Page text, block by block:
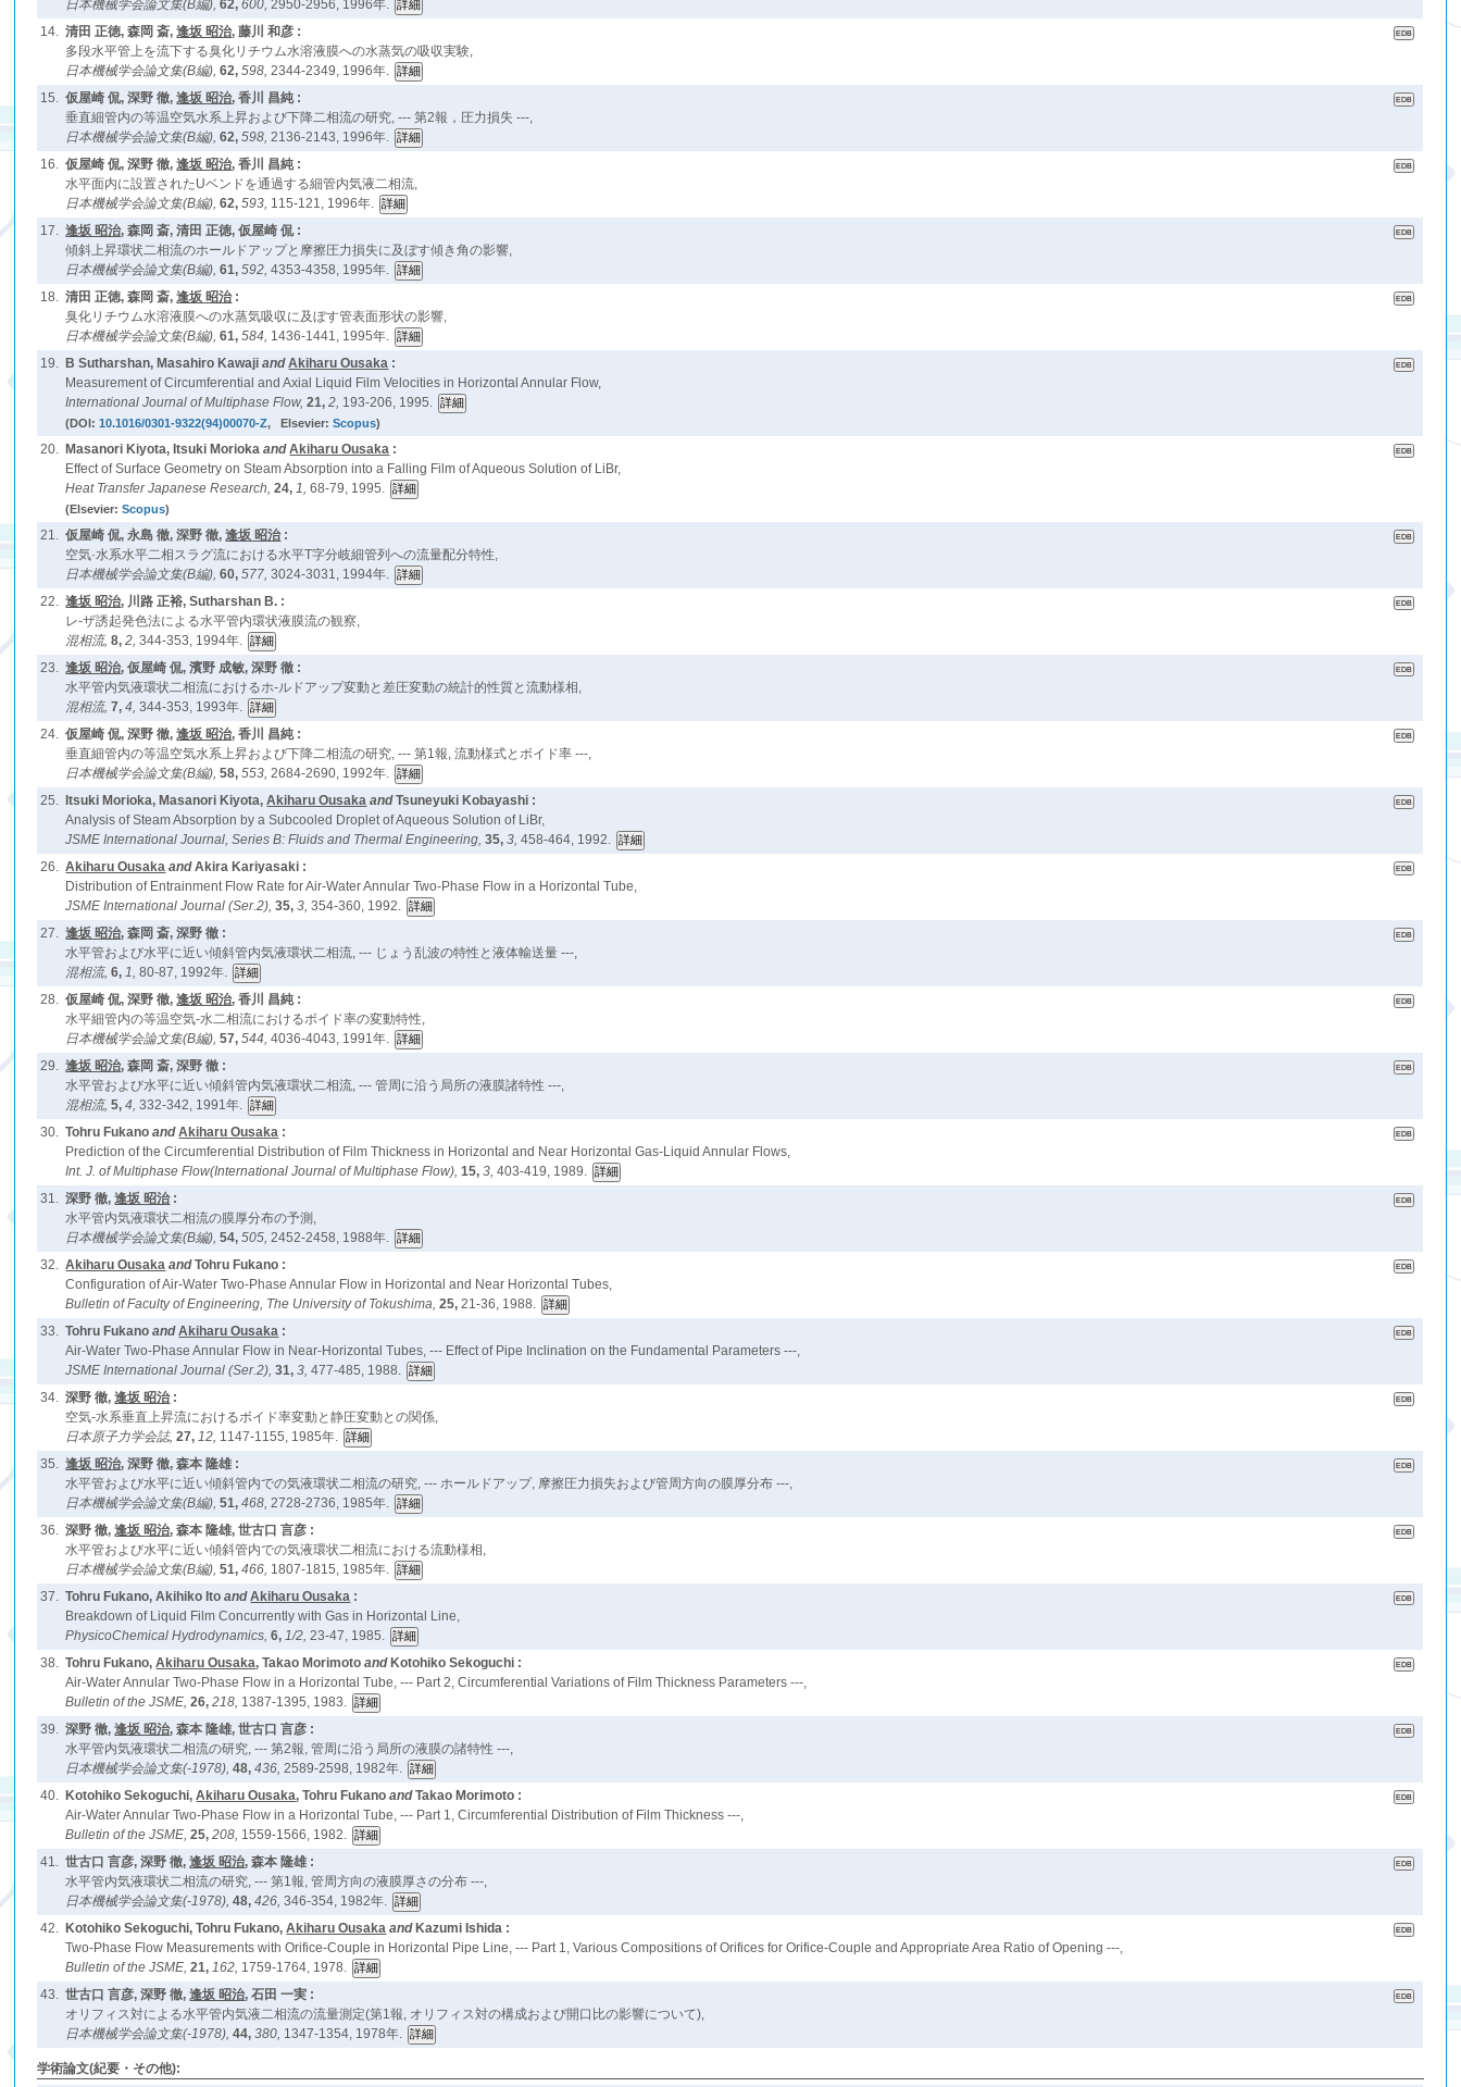
日本機械学会論文集(B編),62,600,2950-2956, 1996年.
14. 清田 正徳, 森岡 斎,逢坂 昭治, 藤川 和彦 :
多段水平管上を流下する臭化リチウム水溶液膜への水蒸気の吸収実験,
日本機械学会論文集(B編),62,598,2344-2349, 1996年.
15. 仮屋崎 侃, 深野 徹,逢坂 昭治, 香川 昌純 :
垂直細管内の等温空気水系上昇および下降二相流の研究, --- 第2報，圧力損失 ---,
日本機械学会論文集(B編),62,598,2136-2143, 1996年.
16. 仮屋崎 侃, 深野 徹,逢坂 昭治, 香川 昌純 :
水平面内に設置されたUベンドを通過する細管内気液二相流,
日本機械学会論文集(B編),62,593, 115-121, 1996年.
17. 逢坂 昭治, 森岡 斎, 清田 正徳, 仮屋崎 侃 :
傾斜上昇環状二相流のホールドアップと摩擦圧力損失に及ぼす傾き角の影響,
日本機械学会論文集(B編),61,592,4353-4358, 1995年.
18. 清田 正徳, 森岡 斎,逢坂 昭治:
臭化リチウム水溶液膜への水蒸気吸収に及ぼす管表面形状の影響,
日本機械学会論文集(B編),61,584, 1436-1441, 1995年.
19. B Sutharshan, Masahiro Kawaji andAkiharu Ousaka :
Measurement of Circumferential and Axial Liquid Film Velocities in Horizontal Annular Flow,
International Journal of Multiphase Flow,21,2, 193-206, 1995.
(DOI:10.1016/0301-9322(94)00070-Z, Elsevier:Scopus)
20. Masanori Kiyota, Itsuki Morioka andAkiharu Ousaka :
Effect of Surface Geometry on Steam Absorption into a Falling Film of Aqueous Solution of LiBr,
Heat Transfer Japanese Research,24,1,68-79, 1995.
(Elsevier:Scopus)
21. 仮屋崎 侃, 永島 徹, 深野 徹,逢坂 昭治:
空気·水系水平二相スラグ流における水平T字分岐細管列への流量配分特性,
日本機械学会論文集(B編),60,577,3024-3031, 1994年.
22. 逢坂 昭治, 川路 正裕, Sutharshan B. :
レ-ザ誘起発色法による水平管内環状液膜流の観察,
混相流,8,2,344-353, 1994年.
23. 逢坂 昭治, 仮屋崎 侃, 濱野 成敏, 深野 徹 :
水平管内気液環状二相流におけるホ-ルドアップ変動と差圧変動の統計的性質と流動様相,
混相流,7,4,344-353, 1993年.
24. 仮屋崎 侃, 深野 徹,逢坂 昭治, 香川 昌純 :
垂直細管内の等温空気水系上昇および下降二相流の研究, --- 第1報, 流動様式とボイド率 ---,
日本機械学会論文集(B編),58,553,2684-2690, 1992年.
25.
Itsuki Morioka, Masanori Kiyota,Akiharu Ousaka andTsuneyuki Kobayashi :
Analysis of Steam Absorption by a Subcooled Droplet of Aqueous Solution of LiBr,
JSME International Journal, Series B: Fluids and Thermal Engineering,35,3,458-464, 1992.
26. Akiharu Ousaka andAkira Kariyasaki :
Distribution of Entrainment Flow Rate for Air-Water Annular Two-Phase Flow in a Horizontal Tube,
JSME International Journal (Ser.2),35,3,354-360, 1992.
27. 逢坂 昭治, 森岡 斎, 深野 徹 :
水平管および水平に近い傾斜管内気液環状二相流, --- じょう乱波の特性と液体輸送量 ---,
混相流,6,1,80-87, 1992年.
28. 仮屋崎 侃, 深野 徹,逢坂 昭治, 香川 昌純 :
水平細管内の等温空気-水二相流におけるボイド率の変動特性,
日本機械学会論文集(B編),57,544,4036-4043, 1991年.
29. 逢坂 昭治, 森岡 斎, 深野 徹 :
水平管および水平に近い傾斜管内気液環状二相流, --- 管周に沿う局所の液膜諸特性 ---,
混相流,5,4,332-342, 1991年.
30. Tohru Fukano andAkiharu Ousaka :
Prediction of the Circumferential Distribution of Film Thickness in Horizontal and Near Horizontal Gas-Liquid Annular Flows,
Int. J. of Multiphase Flow(International Journal of Multiphase Flow),15,3,403-419, 1989.
31. 深野 徹,逢坂 昭治:
水平管内気液環状二相流の膜厚分布の予測,
日本機械学会論文集(B編),54,505,2452-2458, 1988年.
32. Akiharu Ousaka andTohru Fukano :
Configuration of Air-Water Two-Phase Annular Flow in Horizontal and Near Horizontal Tubes,
Bulletin of Faculty of Engineering, The University of Tokushima,25,21-36, 1988.
33. Tohru Fukano andAkiharu Ousaka :
Air-Water Two-Phase Annular Flow in Near-Horizontal Tubes, --- Effect of Pipe Inclination on the Fundamental Parameters ---,
JSME International Journal (Ser.2),31,3,477-485, 1988.
34. 深野 徹,逢坂 昭治:
空気-水系垂直上昇流におけるボイド率変動と静圧変動との関係,
日本原子力学会誌,27,12, 1147-1155, 1985年.
35. 逢坂 昭治, 深野 徹, 森本 隆雄 :
水平管および水平に近い傾斜管内での気液環状二相流の研究, --- ホールドアップ, 摩擦圧力損失および管周方向の膜厚分布 ---,
日本機械学会論文集(B編),51,468,2728-2736, 1985年.
36. 深野 徹,逢坂 昭治, 森本 隆雄, 世古口 言彦 :
水平管および水平に近い傾斜管内での気液環状二相流における流動様相,
日本機械学会論文集(B編),51,466, 1807-1815, 1985年.
37. Tohru Fukano, Akihiko Ito andAkiharu Ousaka :
Breakdown of Liquid Film Concurrently with Gas in Horizontal Line,
PhysicoChemical Hydrodynamics,6,1/2,23-47, 1985.
38. Tohru Fukano,Akiharu Ousaka, Takao Morimoto and Kotohiko Sekoguchi :
Air-Water Annular Two-Phase Flow in a Horizontal Tube, --- Part 2, Circumferential Variations of Film Thickness Parameters ---,
Bulletin of the JSME,26,218, 1387-1395, 1983.
39. 深野 徹,逢坂 昭治, 森本 隆雄, 世古口 言彦 :
水平管内気液環状二相流の研究, --- 第2報, 管周に沿う局所の液膜の諸特性 ---,
日本機械学会論文集(-1978),48,436,2589-2598, 1982年.
40. Kotohiko Sekoguchi,Akiharu Ousaka, Tohru Fukano andTakao Morimoto :
Air-Water Annular Two-Phase Flow in a Horizontal Tube, --- Part 1, Circumferential Distribution of Film Thickness ---,
Bulletin of the JSME,25,208, 1559-1566, 1982.
41. 世古口 言彦, 深野 徹,逢坂 昭治, 森本 隆雄 :
水平管内気液環状二相流の研究, --- 第1報, 管周方向の液膜厚さの分布 ---,
日本機械学会論文集(-1978),48,426,346-354, 1982年.
42. Kotohiko Sekoguchi, Tohru Fukano,Akiharu Ousaka and Kazumi Ishida :
Two-Phase Flow Measurements with Orifice-Couple in Horizontal Pipe Line, --- Part 1, Various Compositions of Orifices for Orifice-Couple and Appropriate Area Ratio of Opening ---,
Bulletin of the JSME,21,162, 1759-1764, 1978.
43. 世古口 言彦, 深野 徹,逢坂 昭治, 石田 一実 :
オリフィス対による水平管内気液二相流の流量測定(第1報, オリフィス対の構成および開口比の影響について),
日本機械学会論文集(-1978),44,380, 1347-1354, 1978年.
学術論文(紀要・その他):